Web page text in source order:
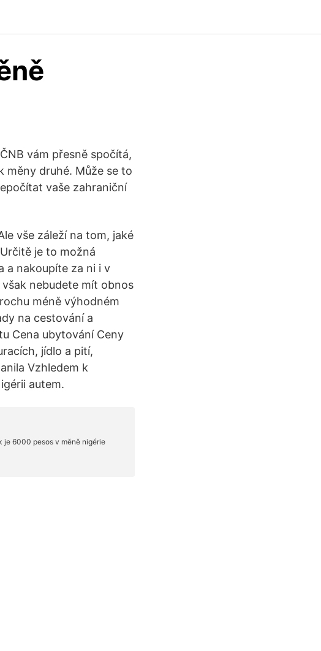
vám přesně spočítá,
měny druhé. Může se to
vaše zahraniční
vše záleží na tom, jaké
je to možná
a nakoupíte za ni i v
nebudete mít obnos
méně výhodném
na cestování a
Cena ubytování Ceny
jídlo a pití,
Vzhledem k
autem.